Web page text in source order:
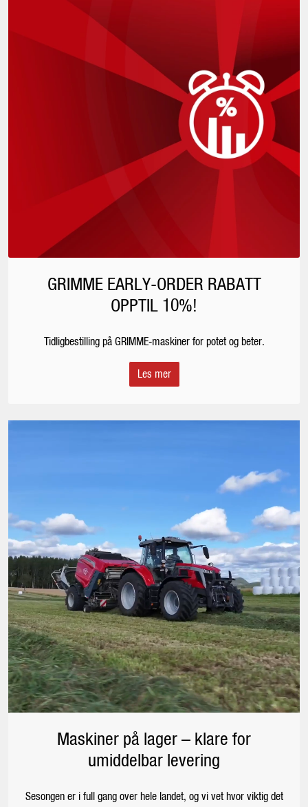
Maskiner på lager – klare for
umiddelbar levering
Sesongen er i full gang over hele landet, og vi vet hvor viktig det
GRIMME EARLY-ORDER RABATT
OPPTIL 10%!
Tidligbestilling på GRIMME‑maskiner for potet og beter.
Les mer